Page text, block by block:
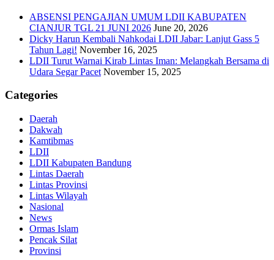
ABSENSI PENGAJIAN UMUM LDII KABUPATEN
CIANJUR TGL 21 JUNI 2026 June 20, 2026
Dicky Harun Kembali Nahkodai LDII Jabar: Lanjut Gass 5
Tahun Lagi! November 16, 2025
LDII Turut Warnai Kirab Lintas Iman: Melangkah Bersama di
Udara Segar Pacet November 15, 2025
Categories
Daerah
Dakwah
Kamtibmas
LDII
LDII Kabupaten Bandung
Lintas Daerah
Lintas Provinsi
Lintas Wilayah
Nasional
News
Ormas Islam
Pencak Silat
Provinsi